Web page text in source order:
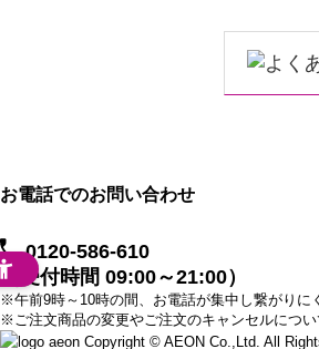
お電話でのお問い合わせ
0120-586-610
（受付時間 09:00～21:00）
※午前9時～10時の間、お電話が集中し繋がりに
※ご注文商品の変更やご注文のキャンセルについ
Copyright © AEON Co.,Ltd. All